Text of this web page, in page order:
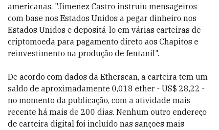
americanas, "Jimenez Castro instruiu mensageiros
com base nos Estados Unidos a pegar dinheiro nos
Estados Unidos e depositá-lo em várias carteiras de
criptomoeda para pagamento direto aos Chapitos e
reinvestimento na produção de fentanil".
De acordo com dados da Etherscan, a carteira tem um
saldo de aproximadamente 0,018 ether - US$ 28,22 -
no momento da publicação, com a atividade mais
recente há mais de 200 dias. Nenhum outro endereço
de carteira digital foi incluído nas sanções mais